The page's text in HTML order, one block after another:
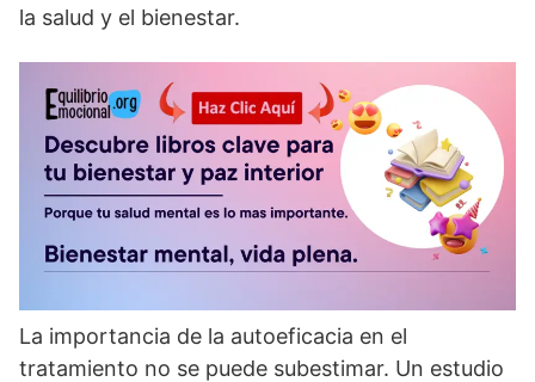
la salud y el bienestar.
La importancia de la autoeficacia en el
tratamiento no se puede subestimar. Un estudio